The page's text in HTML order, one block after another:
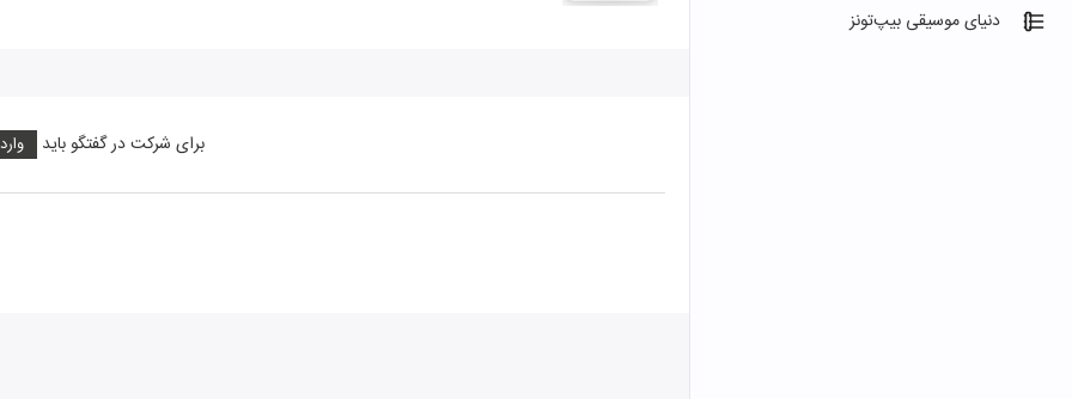
دنیای موسیقی بیپ‌تونز
برای شرکت در گفتگو باید